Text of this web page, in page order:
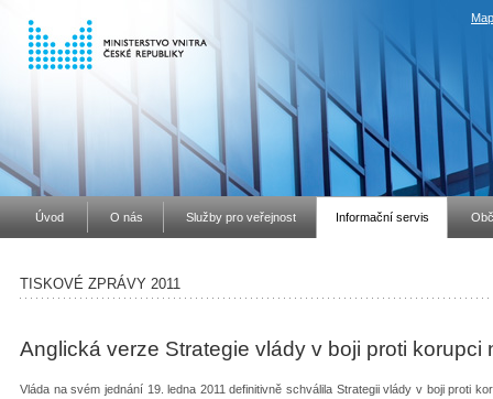
Úvod O nás Služby pro veřejnost Informační servis
TISKOVÉ ZPRÁVY 2011
Anglická verze Strategie vlády v boji proti korupci
Vláda na svém jednání 19. ledna 2011 definitivně schválila Strategii vlády v boji proti